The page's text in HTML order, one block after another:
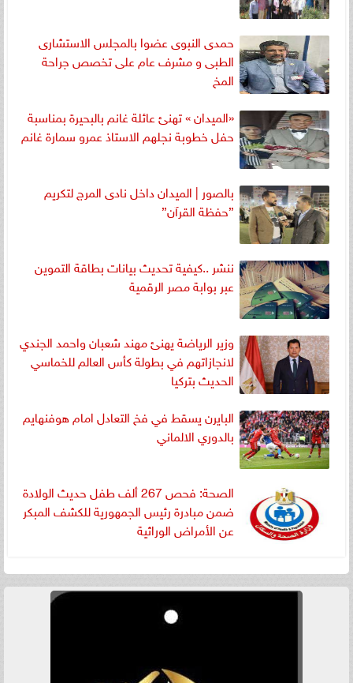
حمدى النبوى عضوا بالمجلس الاستشارى
الطبى و مشرف عام على تخصص جراحة
المخ
«الميدان » تهنئ عائلة غانم بالبحيرة بمناسبة
حفل خطوبة نجلهم الاستاذ عمرو سمارة غانم
بالصور | الميدان داخل نادى المرج لتكريم
”حفظة القرآن”
ننشر ..كيفية تحديث بيانات بطاقة التموين
عبر بوابة مصر الرقمية
وزير الرياضة يهنئ مهند شعبان واحمد الجندي
لانجازاتهم في بطولة كأس العالم للخماسي
الحديث بتركيا
البايرن يسقط في فخ التعادل امام هوفنهايم
بالدوري الالماني
الصحة: فحص 267 ألف طفل حديث الولادة
ضمن مبادرة رئيس الجمهورية للكشف المبكر
عن الأمراض الوراثية